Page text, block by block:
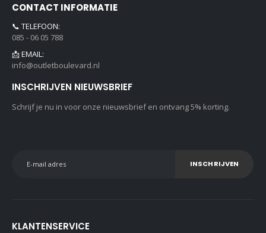
CONTACT INFORMATIE
📞 TELEFOON:
085 - 06 05 788
📩 EMAIL:
info@outletboulevard.nl
INSCHRIJVEN NIEUWSBRIEF
Schrijf je nu in voor onze nieuwsbrief en ontvang 5% korting.
INSCHRIJVEN
KLANTENSERVICE